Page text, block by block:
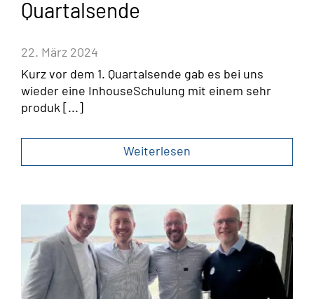
Quartalsende
22. März 2024
Kurz vor dem 1. Quartalsende gab es bei uns
wieder eine InhouseSchulung mit einem sehr
produk [...]
Weiterlesen